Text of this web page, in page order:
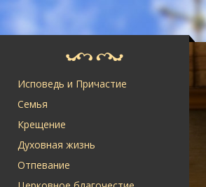
Исповедь и Причастие
Семья
Крещение
Духовная жизнь
Отпевание